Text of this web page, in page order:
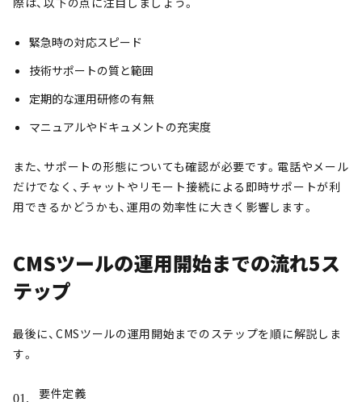
緊急時の対応スピード
技術サポートの質と範囲
定期的な運用研修の有無
マニュアルやドキュメントの充実度
また、サポートの形態についても確認が必要です。電話やメール
だけでなく、チャットやリモート接続による即時サポートが利
用できるかどうかも、運用の効率性に大きく影響します。
CMSツールの運用開始までの流れ5ス
テップ
最後に、CMSツールの運用開始までのステップを順に解説しま
す。
要件定義